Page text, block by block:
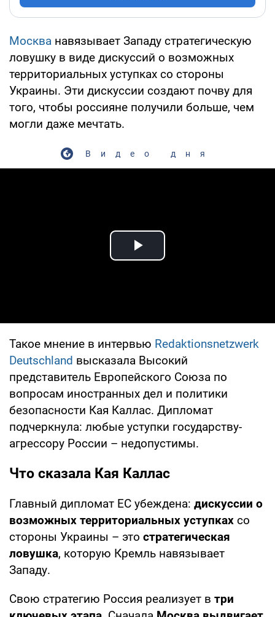
Москва навязывает Западу стратегическую
ловушку в виде дискуссий о возможных
территориальных уступках со стороны
Украины. Эти дискуссии создают почву для
того, чтобы россияне получили больше, чем
могли даже мечтать.
Видео дня
Play Video
Такое мнение в интервью Redaktionsnetzwerk
Deutschland высказала Высокий
представитель Европейского Союза по
вопросам иностранных дел и политики
безопасности Кая Каллас. Дипломат
подчеркнула: любые уступки государству-
агрессору России – недопустимы.
Что сказала Кая Каллас
Главный дипломат ЕС убеждена: дискуссии о
возможных территориальных уступках со
стороны Украины – это стратегическая
ловушка, которую Кремль навязывает
Западу.
Свою стратегию Россия реализует в три